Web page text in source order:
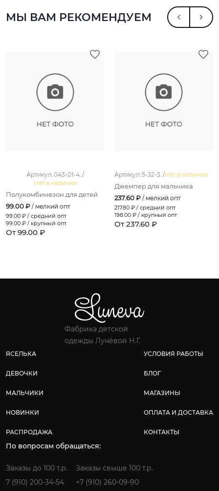
МЫ ВАМ РЕКОМЕНДУЕМ
Артикул: 043-01-4. /
Нет в наличии
Полукомбинезон для детей
99.00 ₽ / мелкий опт
99.00 ₽ / средний опт
99.00 ₽ / крупный опт
От 99.00 ₽
Артикул: 5-32-3. /Нет в наличии
Джемпер для мальчика
237.60 ₽ / мелкий опт
217.80 ₽ / средний опт
198.00 ₽ / крупный опт
От 237.60 ₽
Фабрика детской
одежды Лунёвой Н.Г.
ЯСЕЛЬКА
ДЕВОЧКИ
МАЛЬЧИКИ
НОВИНКИ
РАСПРОДАЖА
УСЛОВИЯ РАБОТЫ
БЛОГ
МАГАЗИНЫ
ОПЛАТА И ДОСТАВКА
КОНТАКТЫ
По вопросам обращаться:
Заказы до 100 т.р.
7 (910) 200-34-54
Заказы свыше 100 т.р.
+7 (910) 260-09-90